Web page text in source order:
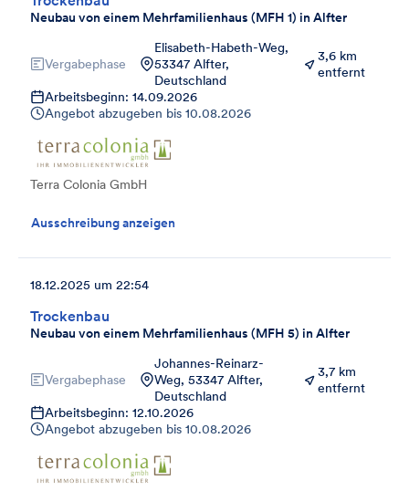
Neubau von einem Mehrfamilienhaus (MFH 1) in Alfter
Vergabephase
Elisabeth-Habeth-Weg,
53347 Alfter,
Deutschland
3,6 km
entfernt
Arbeitsbeginn: 14.09.2026
Angebot abzugeben bis 10.08.2026
Terra Colonia GmbH
Ausschreibung anzeigen
Trockenbau
Neubau von einem Mehrfamilienhaus (MFH 5) in Alfter
18.12.2025 um 22:54
Vergabephase
Johannes-Reinarz-
Weg, 53347 Alfter,
Deutschland
3,7 km
entfernt
Arbeitsbeginn: 12.10.2026
Angebot abzugeben bis 10.08.2026